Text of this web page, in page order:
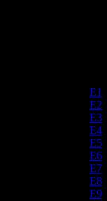
E1
E2
E3
E4
E5
E6
E7
E8
E9